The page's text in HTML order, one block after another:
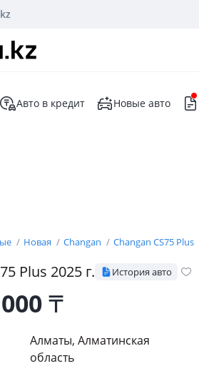
Авто в кредит Новые авто
Новая Changan Changan CS75 Plus
Plus 2025 г. История авто
₸
Алматы, Алматинская
область